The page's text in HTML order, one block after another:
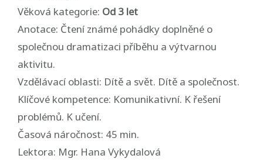
Věková kategorie: Od 3 let
Anotace: Čtení známé pohádky doplněné o
společnou dramatizaci příběhu a výtvarnou
aktivitu.
Vzdělávací oblasti: Dítě a svět. Dítě a společnost.
Klíčové kompetence: Komunikativní. K řešení
problémů. K učení.
Časová náročnost: 45 min.
Lektora: Mgr. Hana Vykydalová